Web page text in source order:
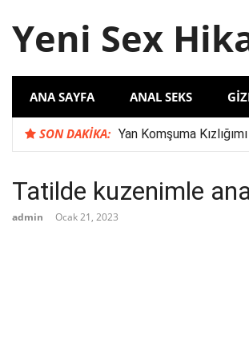
Yeni Sex
ANA SAYFA ANAL SEKS
SON DAKIKA: Yan Komşuma
Komşu İlişkilerinde Şule
‘Evli Çift ile Yaşadığım
Tatilde kuzenimle
admin Ocak 21, 2023